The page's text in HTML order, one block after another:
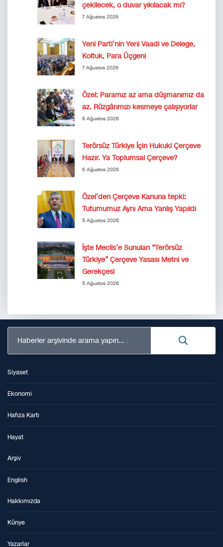
çekilecek, o duvar yıkılacak mı?
7 Ağustos 2026
Yeni Parti’nin Yeni Vaadi ve Delege,
Koltuk, Para Üçgeni
7 Ağustos 2026
Özel: Paramız az ama düşmanımız da
az. Rüzgârımızı kesmeye çalışıyorlar
6 Ağustos 2026
Terörsüz Türkiye İçin Hukuki Çerçeve
Hazır. Ya Toplumsal Çerçeve?
6 Ağustos 2026
Özel’den Çerçeve Kanuna tepki:
Tutumumuz Aynı Ama Yanlış Yapıldı
5 Ağustos 2026
İşte Meclis’e Sunulan “Terörsüz
Türkiye” Çerçeve Yasası Metni ve
Gerekçesi
5 Ağustos 2026
Haberler arşivinde arama yapın...
Siyaset
Ekonomi
Hafıza Kartı
Hayat
Arşiv
English
Hakkımızda
Künye
Yazarlar